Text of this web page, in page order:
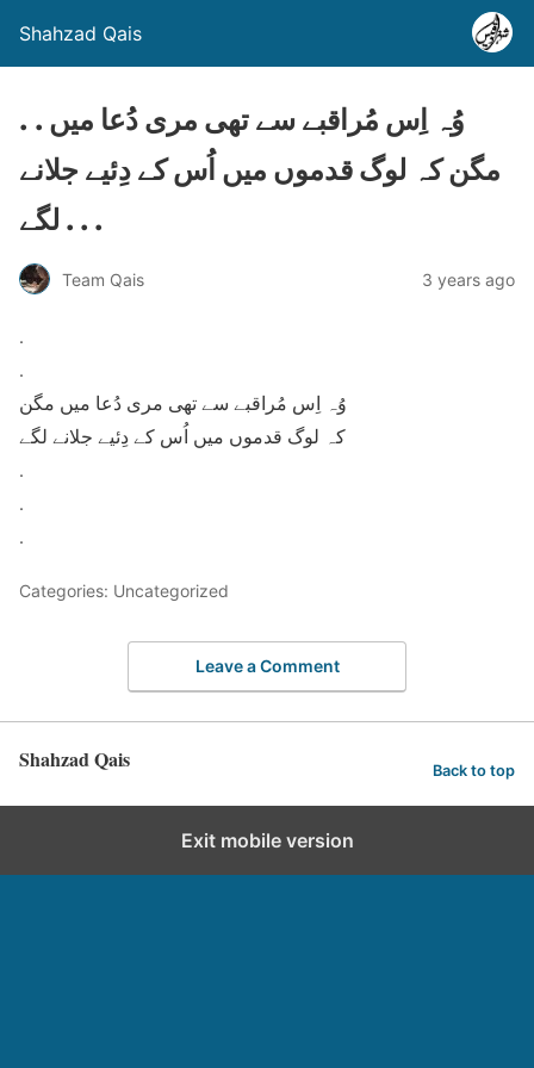
Shahzad Qais
. . وُہ اِس مُراقبے سے تھی مری دُعا میں
مگن کہ لوگ قدموں میں اُس کے دِئیے جلانے
لگے . . .
Team Qais 3 years ago
.
.
وُہ اِس مُراقبے سے تھی مری دُعا میں مگن
کہ لوگ قدموں میں اُس کے دِئیے جلانے لگے
.
.
.
Categories: Uncategorized
Leave a Comment
Shahzad Qais Back to top
Exit mobile version